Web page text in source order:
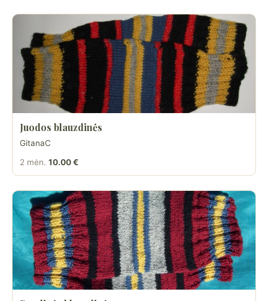
Juodos blauzdinės
GitanaC
2 mėn. 10.00 €